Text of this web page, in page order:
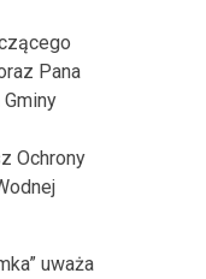
Pana
Ochrony
uważa